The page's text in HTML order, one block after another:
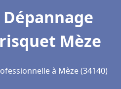
Mèze
à Mèze (34140)